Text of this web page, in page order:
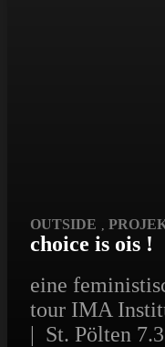
OUTSIDE
choice is ois !
eine
tour IMA
| St. Pölten